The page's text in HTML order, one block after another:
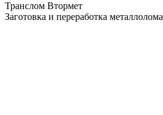
Транслом Втормет
Заготовка и переработка металлолома